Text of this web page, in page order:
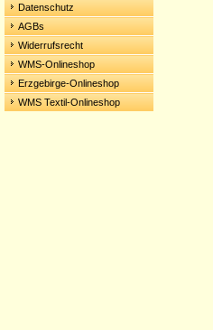
Datenschutz
AGBs
Widerrufsrecht
WMS-Onlineshop
Erzgebirge-Onlineshop
WMS Textil-Onlineshop